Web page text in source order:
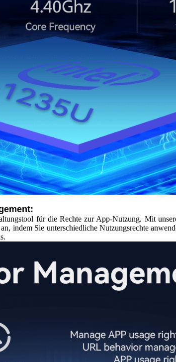
für die Rechte zur App-Nutzung. Mit
indem Sie unterschiedliche Nutzungsrechte